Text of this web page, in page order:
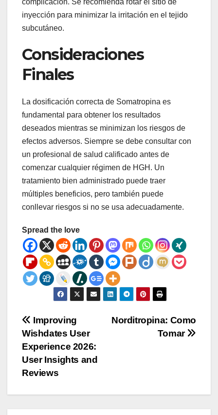
inyección para minimizar la irritación en el tejido
subcutáneo.
Consideraciones
Finales
La dosificación correcta de Somatropina es
fundamental para obtener los resultados
deseados mientras se minimizan los riesgos de
efectos adversos. Siempre se debe consultar con
un profesional de salud calificado antes de
comenzar cualquier régimen de HGH. Un
tratamiento bien administrado puede traer
múltiples beneficios, pero también puede
conllevar riesgos si no se usa adecuadamente.
Spread the love
Post
navigation
Norditropina: Como
Tomar
Improving
Wishdates User
Experience 2026:
User Insights and
Reviews